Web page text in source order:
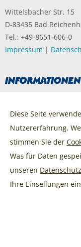
Diese Seite
Nutzererfahrung.
stimmen Sie der
Was für Daten
unseren
Ihre Einsellungen
Wittelsbacher Str. 15
D-83435 Bad
Tel.: +49-8651-606-0
Impressum |
Informationen
Veranstaltungen
Abonnements
Gutscheine
FAQ / Hilfe
Newsletter
Angezeigte Preise